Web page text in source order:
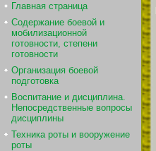
Главная страница
Содержание боевой и
мобилизационной
готовности, степени
готовности
Организация боевой
подготовка
Воспитание и дисциплина.
Непосредственные вопросы
дисциплины
Техника роты и вооружение
роты